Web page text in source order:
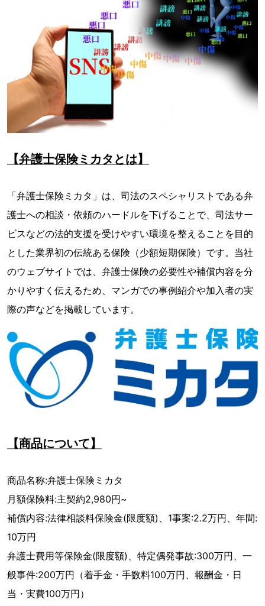
【弁護士保険ミカタとは】
「弁護士保険ミカタ」は、司法のスペシャリストである弁
護士への相談・依頼のハードルを下げることで、司法サー
ビスなどの法的支援を受けやすい環境を整えることを目的
とした業界初の伝統ある保険（少額短期保険）です。当社
のウェブサイトでは、弁護士保険の必要性や補償内容を分
かりやすく伝えるため、マンガでの事例紹介や加入者の実
際の声などを掲載しています。
【商品について】
商品名称:弁護士保険ミカタ
月額保険料:主契約2,980円~
補償内容:法律相談料保険金(限度額)、1事案:2.2万円、年間:
10万円
弁護士費用等保険金(限度額)、特定偶発事故:300万円、一
般事件:200万円（着手金・手数料100万円、報酬金・日
当・実費100万円）